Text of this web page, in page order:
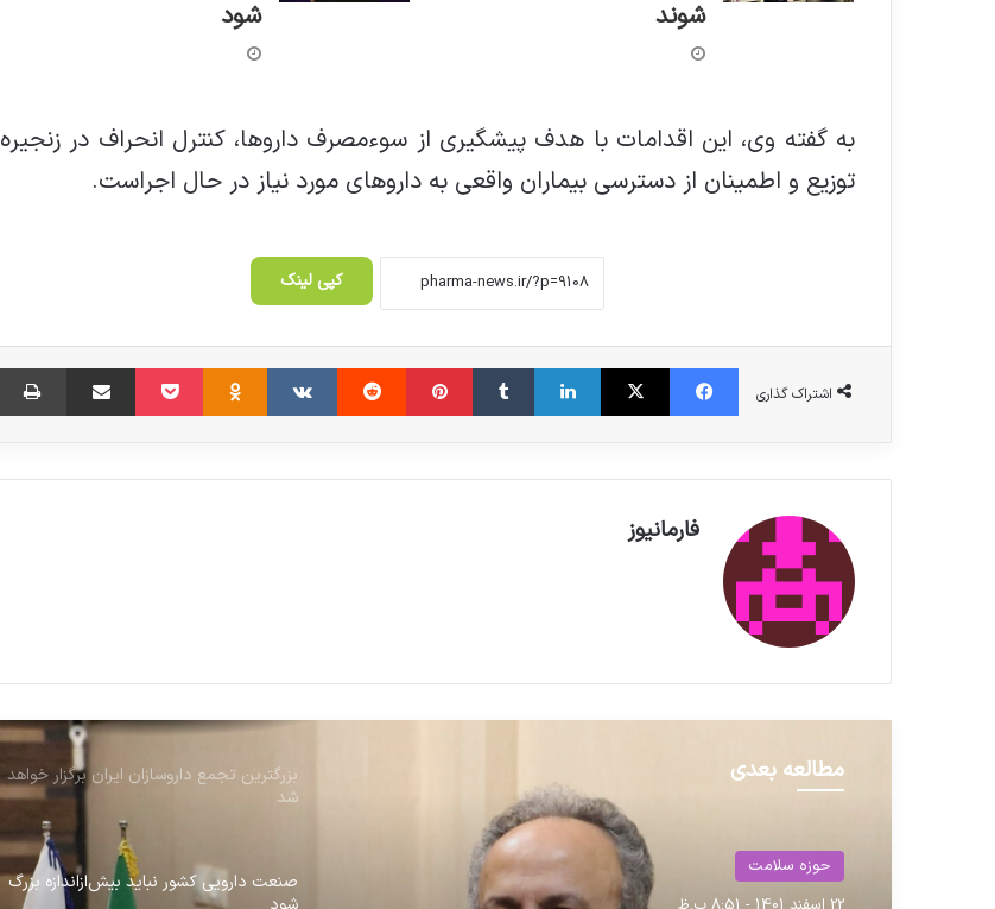
شوند
شود
به گفته وی، این اقدامات با هدف پیشگیری از سوءمصرف داروها، کنترل انحراف در زنجیره
توزیع و اطمینان از دسترسی بیماران واقعی به داروهای مورد نیاز در حال اجراست.
کپی لینک
اشتراک گذاری
فیس بوک X لینکدین ‫تامبلر ‫پین‌ترست ‫رددیت ‫VKontakte
‫Odnoklassniki پاکت اشتراک گذاری از طریق ایمیل
فارمانیوز
مطالعه بعدی
حوزه سلامت
شود
حمایت از تولید با حضور میدانی معنا پیدا
می‌کند
و دارو بر لزوم چابک‌سازی فرآیندهای
کشور بی توجه هستیم
بزرگترین تجمع داروسازان ایران برگزار خواهد
شد
صنعت دارویی کشور نباید بیش‌ازاندازه بزرگ